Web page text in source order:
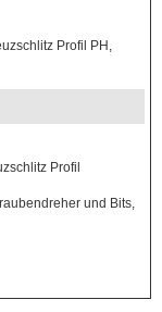
Profil PH,
Profil
und Bits,